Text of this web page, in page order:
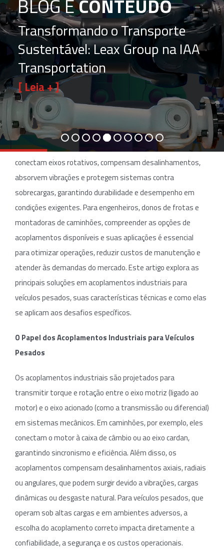
Transformando o Transporte
Sustentável: Leax Group na IAA
Transportation
[ Leia + ]
BLOG ECONTEÚDO
No universo dos veículos pesados, como caminhões de carga,
ônibus articulados e equipamentos de mineração, os
acoplamentos industriais desempenham um papel crítico na
transmissão eficiente de potência. Esses componentes
conectam eixos rotativos, compensam desalinhamentos,
absorvem vibrações e protegem sistemas contra
sobrecargas, garantindo durabilidade e desempenho em
condições exigentes. Para engenheiros, donos de frotas e
montadoras de caminhões, compreender as opções de
acoplamentos disponíveis e suas aplicações é essencial
para otimizar operações, reduzir custos de manutenção e
atender às demandas do mercado. Este artigo explora as
principais soluções em acoplamentos industriais para
veículos pesados, suas características técnicas e como elas
se aplicam aos desafios específicos.
O Papel dos Acoplamentos Industriais para Veículos
Pesados
Os acoplamentos industriais são projetados para
transmitir torque e rotação entre o eixo motriz (ligado ao
motor) e o eixo acionado (como a transmissão ou diferencial)
em sistemas mecânicos. Em caminhões, por exemplo, eles
conectam o motor à caixa de câmbio ou ao eixo cardan,
garantindo sincronismo e eficiência. Além disso, os
acoplamentos compensam desalinhamentos axiais, radiais
ou angulares, que podem surgir devido a vibrações, cargas
dinâmicas ou desgaste natural. Para veículos pesados, que
operam sob altas cargas e em ambientes adversos, a
escolha do acoplamento correto impacta diretamente a
confiabilidade, a segurança e os custos operacionais.